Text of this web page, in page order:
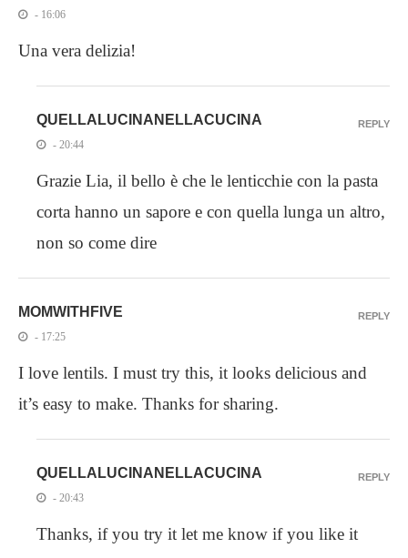
- 16:06
Una vera delizia!
QUELLALUCINANELLACUCINA
- 20:44
Grazie Lia, il bello è che le lenticchie con la pasta
corta hanno un sapore e con quella lunga un altro,
non so come dire
REPLY
MOMWITHFIVE
- 17:25
I love lentils. I must try this, it looks delicious and
it’s easy to make. Thanks for sharing.
REPLY
QUELLALUCINANELLACUCINA
- 20:43
Thanks, if you try it let me know if you like it
REPLY